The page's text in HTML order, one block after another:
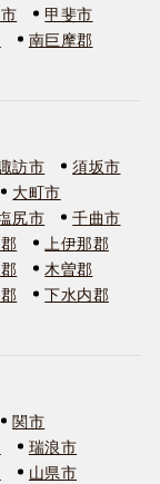
甲斐市
南巨摩郡
訪市
須坂市
大町市
尻市
千曲市
上伊那郡
木曽郡
下水内郡
関市
瑞浪市
山県市